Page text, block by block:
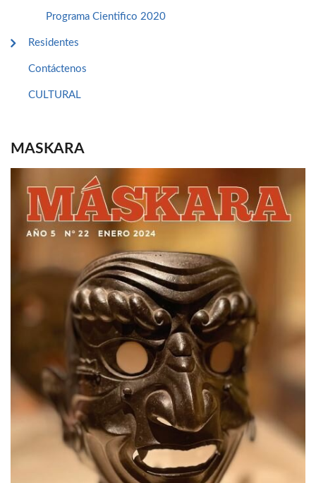
Programa Cientifico 2020
Residentes
Contáctenos
CULTURAL
MASKARA